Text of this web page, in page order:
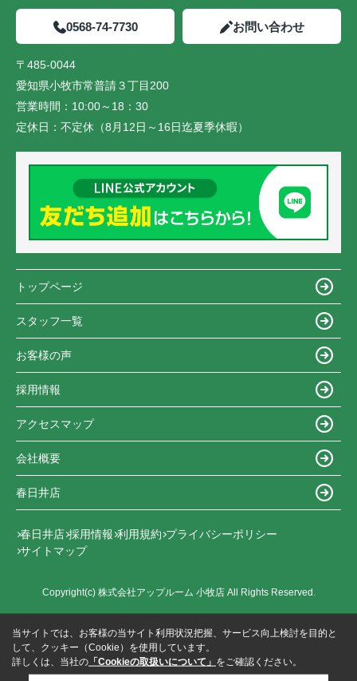
0568-74-7730 お問い合わせ
〒485-0044
愛知県小牧市常普請３丁目200
営業時間： 10:00～18：30
定休日： 不定休（8月12日～16日迄夏季休暇）
トップページ
スタッフ一覧
お客様の声
採用情報
アクセスマップ
会社概要
春日井店
春日井店 採用情報 利用規約 プライバシーポリシー
サイトマップ
Copyright(c) 株式会社アップルーム 小牧店 All Rights Reserved.
当サイトでは、お客様の当サイト利用状況把握、サービス向上検討を目的と
して、クッキー（Cookie）を使用しています。
詳しくは、当社の 「Cookieの取扱いについて」 をご確認ください。